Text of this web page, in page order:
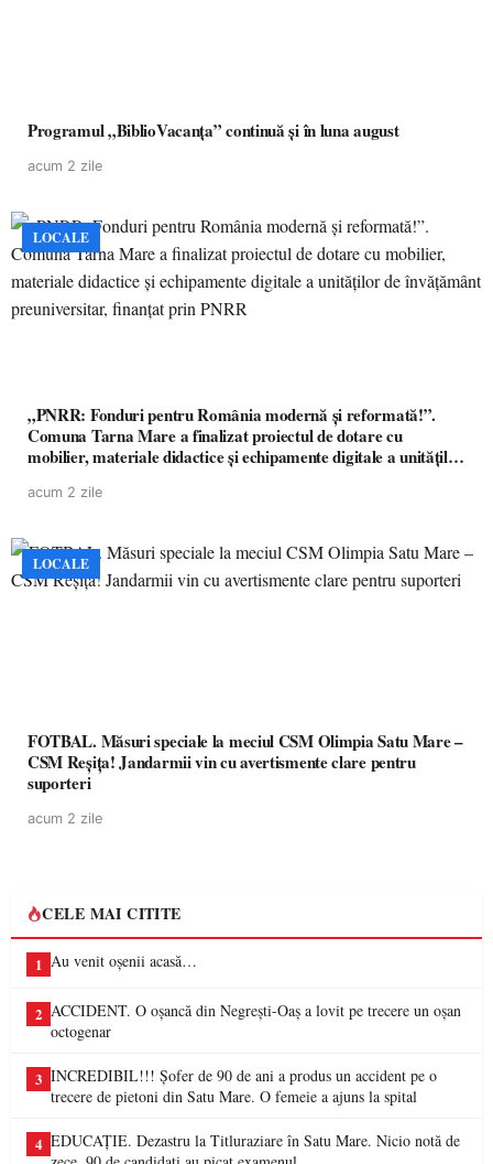
Programul „BiblioVacanța” continuă și în luna august
acum 2 zile
LOCALE
„PNRR: Fonduri pentru România modernă și reformată!”.
Comuna Tarna Mare a finalizat proiectul de dotare cu
mobilier, materiale didactice și echipamente digitale a unităților
acum 2 zile
LOCALE
FOTBAL. Măsuri speciale la meciul CSM Olimpia Satu Mare –
CSM Reșița! Jandarmii vin cu avertismente clare pentru
suporteri
acum 2 zile
CELE MAI CITITE
1 Au venit oșenii acasă…
2 ACCIDENT. O oșancă din Negrești-Oaș a lovit pe trecere un oșan
octogenar
3 INCREDIBIL!!! Șofer de 90 de ani a produs un accident pe o
trecere de pietoni din Satu Mare. O femeie a ajuns la spital
4 EDUCAȚIE. Dezastru la Titluraziare în Satu Mare. Nicio notă de